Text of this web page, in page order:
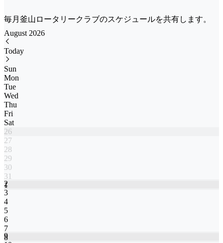
毎月釜山ロータリークラブのスケジュールを共有します。
August 2026
Today
Sun
Mon
Tue
Wed
Thu
Fri
Sat
26
27
28
29
30
31
1
2
3
4
5
6
7
8
9